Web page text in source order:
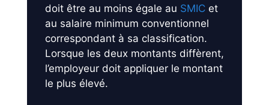
doit être au moins égale au SMIC et
au salaire minimum conventionnel
correspondant à sa classification.
Lorsque les deux montants diffèrent,
l’employeur doit appliquer le montant
le plus élevé.